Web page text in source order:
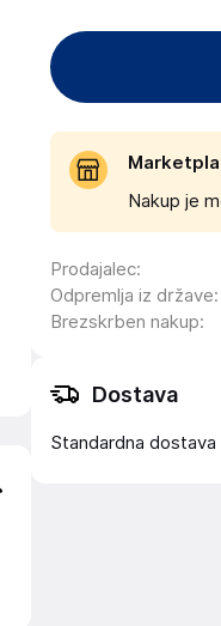
Nakup je
Prodajalec:
Odpremlja iz države:
Brezskrben nakup:
Dostava
Standardna dostava